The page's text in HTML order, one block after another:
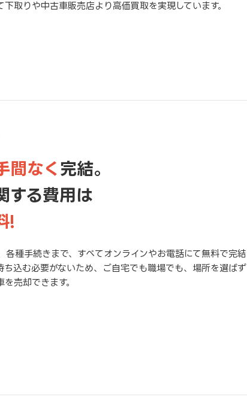
下取りや中古車販売店より高価買取を実現しています。
間なく 完結。
する費用は
!
各種手続きまで、すべてオンラインやお電話にて無料で完結
ち込む必要がないため、ご自宅でも職場でも、場所を選ばず
売却できます。